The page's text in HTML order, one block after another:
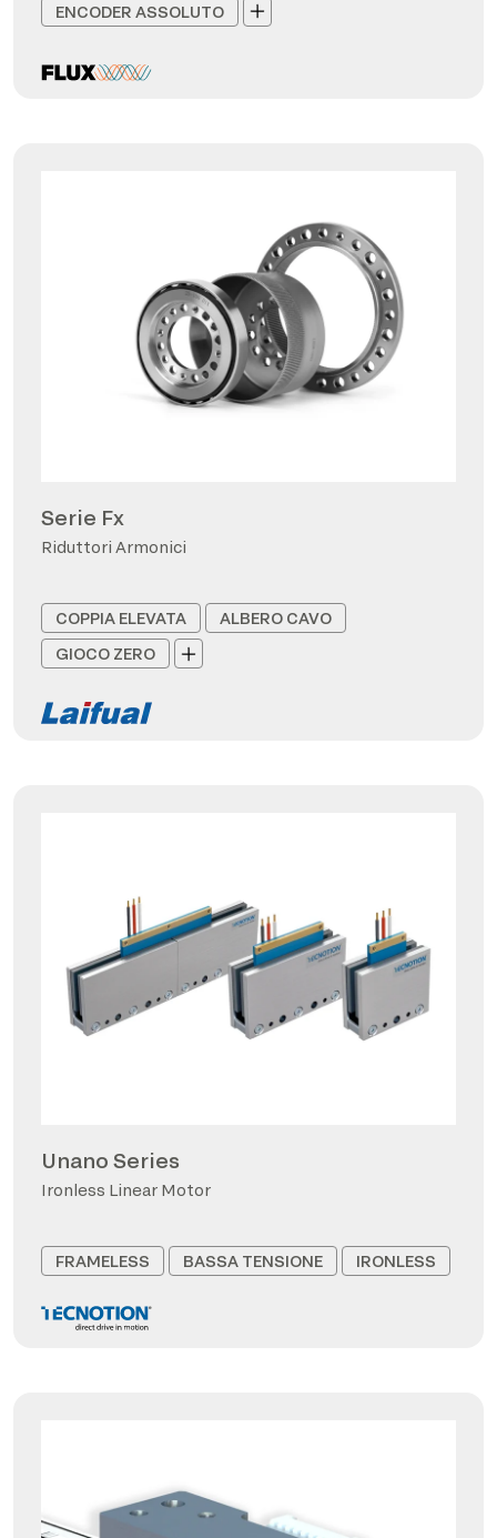
ENCODER ASSOLUTO
Serie Fx
Riduttori Armonici
COPPIA ELEVATA
ALBERO CAVO
GIOCO ZERO
Unano Series
Ironless Linear Motor
FRAMELESS BASSA TENSIONE IRONLESS